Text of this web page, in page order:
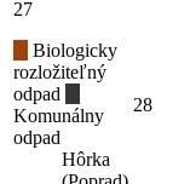
27
Biologicky
rozložiteľný
odpad
Komunálny
odpad
Hôrka
28